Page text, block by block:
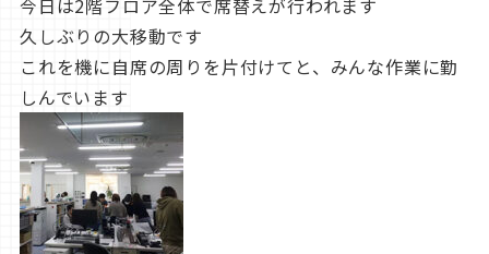
今日は2階フロア全体で席替えが行われます
久しぶりの大移動です
これを機に自席の周りを片付けてと、みんな作業に勤
しんでいます